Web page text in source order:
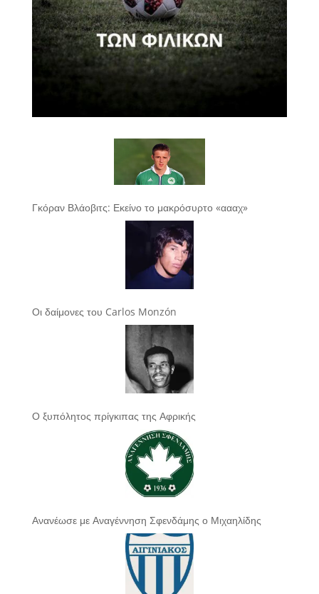
Γκόραν Βλάοβιτς: Εκείνο το μακρόσυρτο «αααχ»
Οι δαίμονες του Carlos Monzón
Ο ξυπόλητος πρίγκιπας της Αφρικής
Ανανέωσε με Αναγέννηση Σφενδάμης ο Μιχαηλίδης